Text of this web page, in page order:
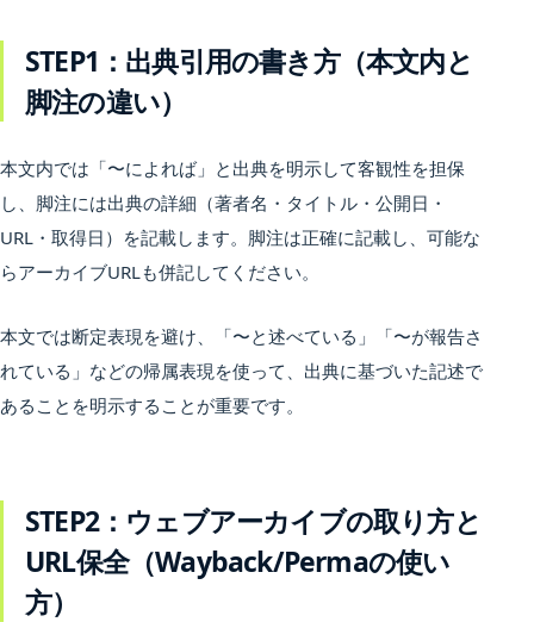
STEP1：出典引用の書き方（本文内と
脚注の違い）
本文内では「〜によれば」と出典を明示して客観性を担保
し、脚注には出典の詳細（著者名・タイトル・公開日・
URL・取得日）を記載します。脚注は正確に記載し、可能な
らアーカイブURLも併記してください。
本文では断定表現を避け、「〜と述べている」「〜が報告さ
れている」などの帰属表現を使って、出典に基づいた記述で
あることを明示することが重要です。
STEP2：ウェブアーカイブの取り方と
URL保全（Wayback/Permaの使い
方）